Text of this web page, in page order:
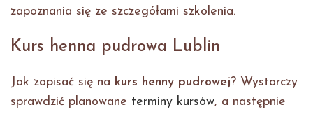
zapoznania się ze szczegółami szkolenia.
Kurs henna pudrowa Lublin
Jak zapisać się na kurs henny pudrowej? Wystarczy
sprawdzić planowane terminy kursów, a następnie